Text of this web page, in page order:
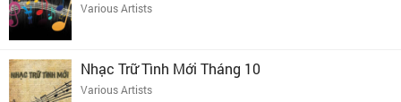
Various Artists
Nhạc Trữ Tình Mới Tháng 10
Various Artists